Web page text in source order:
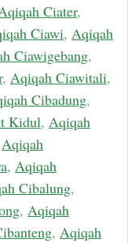
Ciater,
Ciawi, Aqiqah
Ciawigebang,
, Aqiqah Ciawitali,
Cibadung,
Kidul, Aqiqah
Aqiqah
, Aqiqah
Cibalung,
, Aqiqah
, Aqiqah